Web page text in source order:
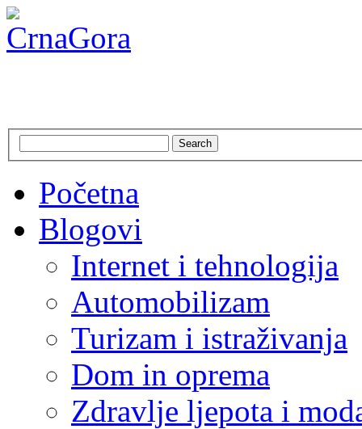
Search
Početna
Blogovi
Internet i tehnologija
Automobilizam
Turizam i istraživanja
Dom in oprema
Zdravlje ljepota i